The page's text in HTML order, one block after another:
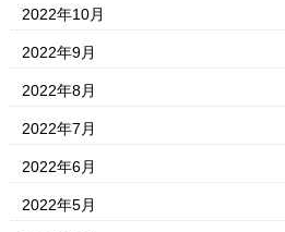
2022年10月
2022年9月
2022年8月
2022年7月
2022年6月
2022年5月